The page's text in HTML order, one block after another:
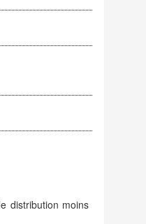
distribution moins